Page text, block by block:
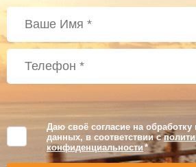
Даю своё согласие на
данных, в соответствии с
конфиденциальности *